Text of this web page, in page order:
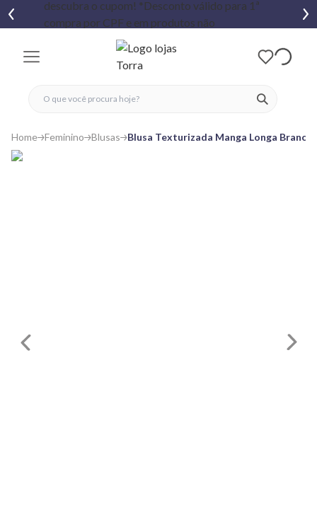
ver
fechar menu
fechar menu
favoritos
Home Feminino Blusas Blusa Texturizada Manga Longa Branca